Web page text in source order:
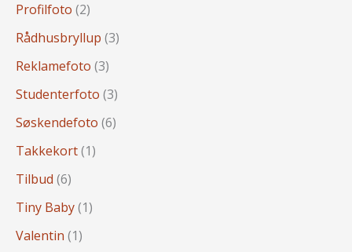
Profilfoto (2)
Rådhusbryllup (3)
Reklamefoto (3)
Studenterfoto (3)
Søskendefoto (6)
Takkekort(1)
Tilbud (6)
Tiny Baby(1)
Valentin (1)